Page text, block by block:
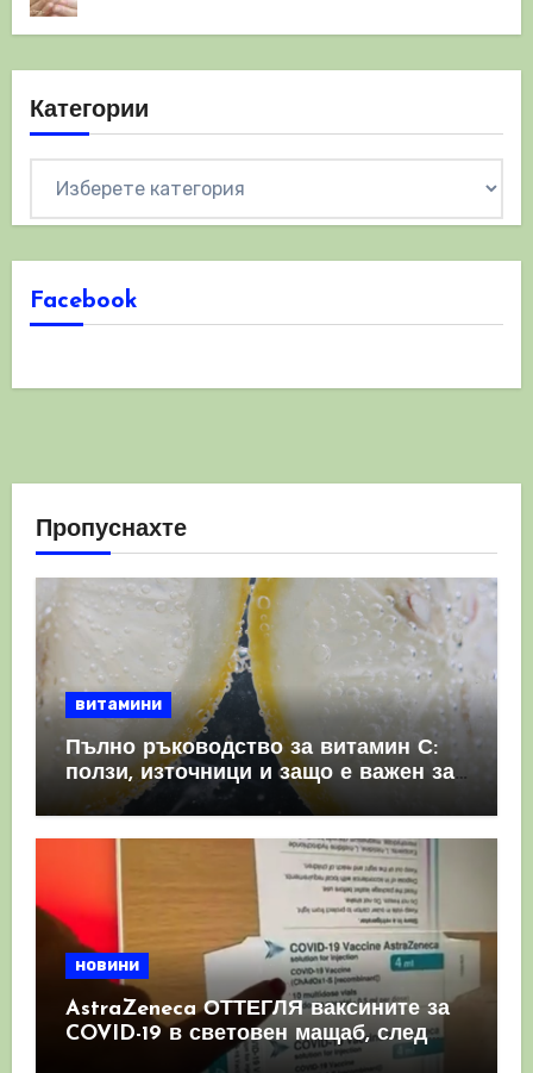
Категории
Facebook
Пропуснахте
витамини
Пълно ръководство за витамин С:
ползи, източници и защо е важен за
имунната система
новини
AstraZeneca ОТТЕГЛЯ ваксините за
COVID-19 в световен мащаб, след
като призна, че те причиняват